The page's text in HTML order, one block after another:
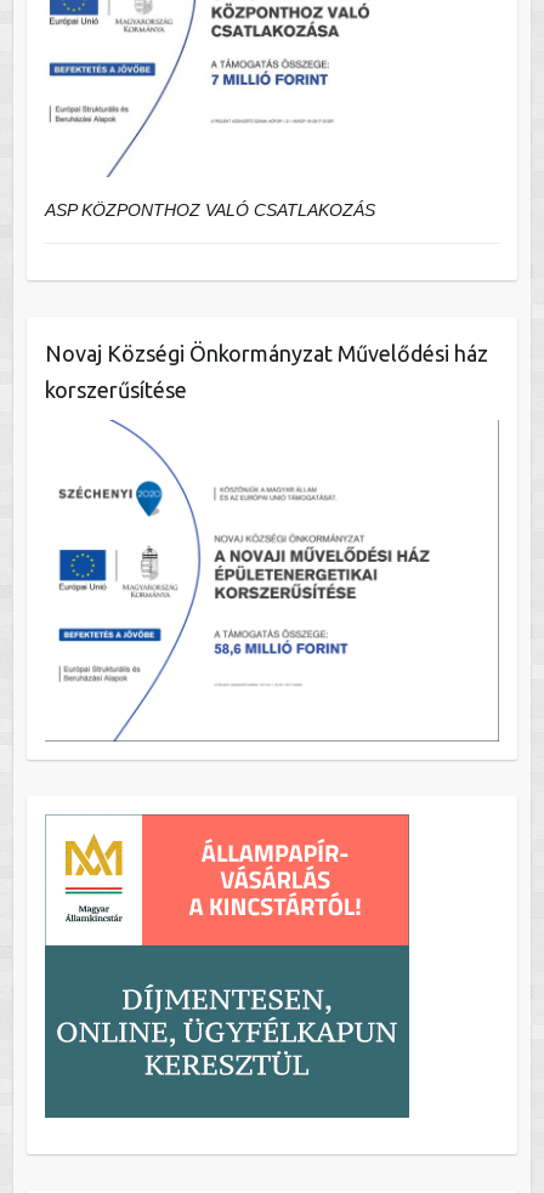
ASP KÖZPONTHOZ VALÓ CSATLAKOZÁS
Novaj Községi Önkormányzat Művelődési ház
korszerűsítése